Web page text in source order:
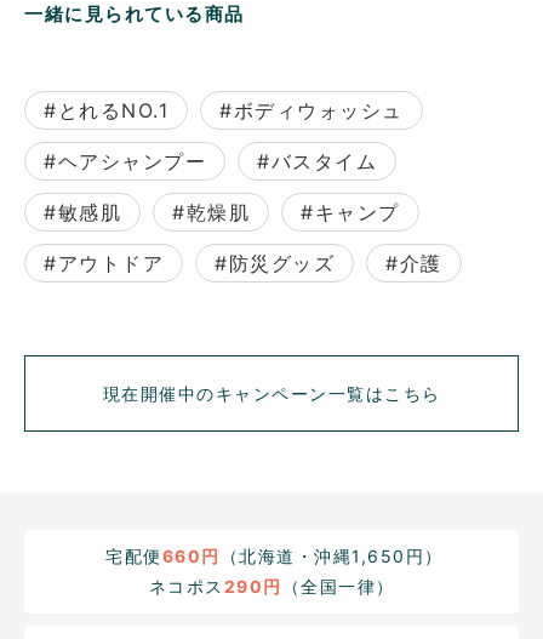
一緒に見られている商品
#とれるNO.1 #ボディウォッシュ
#ヘアシャンプー #バスタイム
#敏感肌 #乾燥肌 #キャンプ
#アウトドア #防災グッズ #介護
現在開催中のキャンペーン一覧はこちら
宅配便660円
（北海道・沖縄1,650円）
ネコポス 290円 （全国一律）